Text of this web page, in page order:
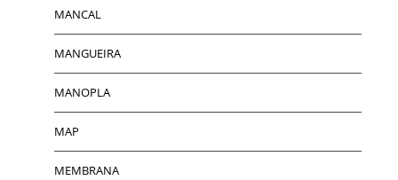
MANCAL
MANGUEIRA
MANOPLA
MAP
MEMBRANA